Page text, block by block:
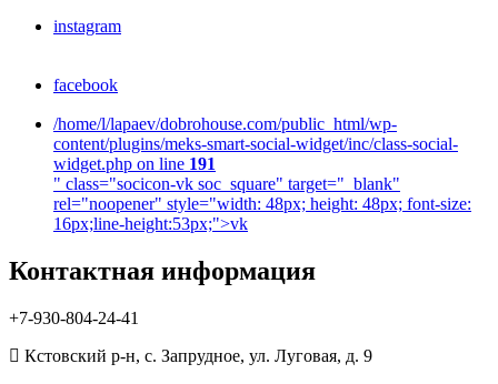
instagram
facebook
/home/l/lapaev/dobrohouse.com/public_html/wp-
content/plugins/meks-smart-social-widget/inc/class-social-
widget.php on line 191
" class="socicon-vk soc_square" target="_blank"
rel="noopener" style="width: 48px; height: 48px; font-size:
16px;line-height:53px;">vk
Контактная информация
+7-930-804-24-41
Кстовский р-н, с. Запрудное, ул. Луговая, д. 9